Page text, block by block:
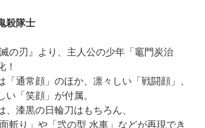
殺隊士
の刃』より、主人公の少年「竈門炭治
！
「通常顔」のほか、凛々しい「戦闘顔」、
「笑顔」が付属。
、漆黒の日輪刀はもちろん、
斬り」や「弐の型 水車」などが再現でき